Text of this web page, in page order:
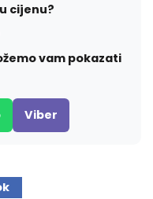
cijenu?
vam pokazati
Viber